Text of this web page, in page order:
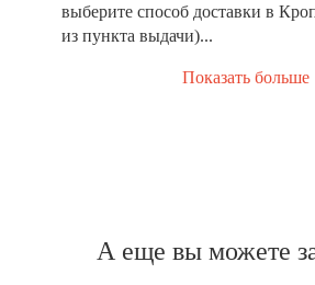
выберите способ доставки в
из пункта выдачи)...
Показать больше
А еще вы можете